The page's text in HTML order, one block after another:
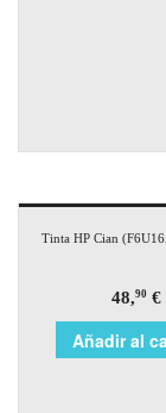
Tinta HP Cian
48,90 €
Añadir al